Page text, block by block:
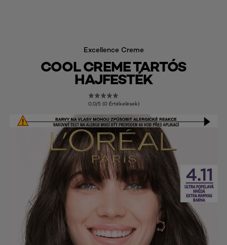
Excellence Creme
COOL CREME TARTÓS
HAJFESTÉK
0,0/5 (0 Értékelések)